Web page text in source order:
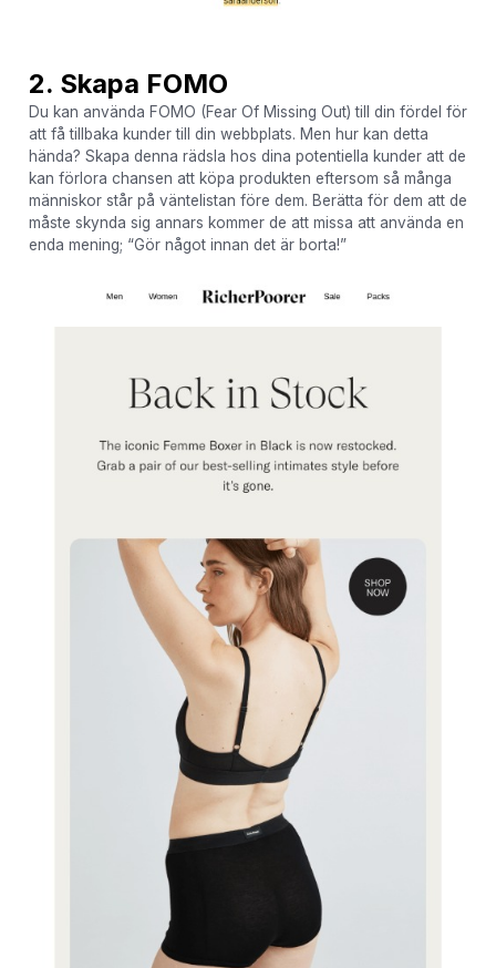
2. Skapa FOMO
Du kan använda FOMO (Fear Of Missing Out) till din fördel för
att få tillbaka kunder till din webbplats. Men hur kan detta
hända? Skapa denna rädsla hos dina potentiella kunder att de
kan förlora chansen att köpa produkten eftersom så många
människor står på väntelistan före dem. Berätta för dem att de
måste skynda sig annars kommer de att missa att använda en
enda mening; “Gör något innan det är borta!”